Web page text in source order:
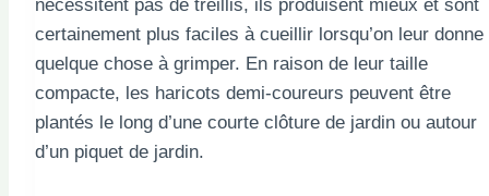
nécessitent pas de treillis, ils produisent mieux et sont
certainement plus faciles à cueillir lorsqu’on leur donne
quelque chose à grimper. En raison de leur taille
compacte, les haricots demi-coureurs peuvent être
plantés le long d’une courte clôture de jardin ou autour
d’un piquet de jardin.